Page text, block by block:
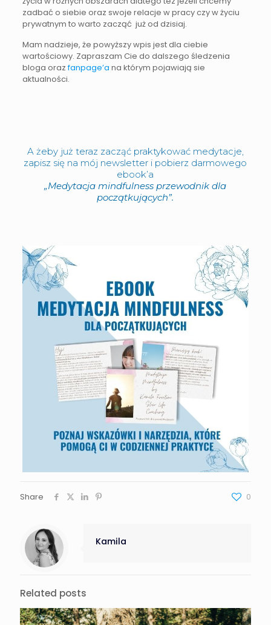
zadbać o siebie oraz swoje relacje w pracy czy w życiu
prywatnym to warto zacząć już od dzisiaj.
Mam nadzieje, że powyższy wpis jest dla ciebie
wartościowy. Zapraszam Cie do dalszego śledzenia
bloga orazfanpage’a na którym pojawiają sie
aktualności.
A żeby już teraz zacząć praktykować medytacje,
zapisz się na mój newsletter i pobierz darmowego
ebook’a
„Medytacja mindfulness przewodnik dla
początkujących”.
Share 0
Kamila
Related posts